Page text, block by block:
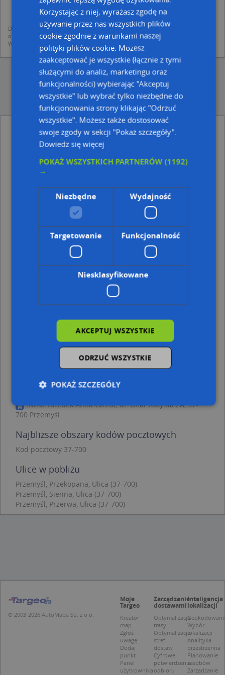
udostępniania danych o firmach partnerom biznesowym operatora (art.
6 ust. 1 lit. f RODO)
Dane pochodzą z publicznych baz CEIDG, GUS, REGON, z firmowych stron www
oraz od podmiotów zewnętrznych.
Więcej informacji dot. RODO:
Janusz Piotrowicz Usługi Remontowo-
Budowlane Dis - inne Przemysł, Firmy w
pobliżu
Zakłady Tkanin Powlekanych Sanwil, Lwowska 52, 37-
700 Przemyśl
Karina Trans, Lwowska 52, 37-700 Przemyśl
Fhu Marko, Lwowska 40, 37-700 Przemyśl
Kwiaciarnia Chaber, ul. Ofiar Katynia 2B, 37-700
Adresy w pobliżu
Przemyśl, Przekopana 5, Ulica (37-700)
(→ 26 m)
Przemyśl, Przekopana 3, Ulica (37-700)
(→ 32 m)
Przemyśl, Przekopana 7, Ulica (37-700) (→ 34 m)
Przemyśl, Przekopana 9, Ulica (37-700) (→ 52 m)
Przemyśl, Przekopana 1a, Ulica (37-700)
Przemyśl, Sienna 14, Ulica (37-700)
Przemyśl, Lwowska 47, Ulica (37-700) (→ 151 m)
Przemyśl, Przerwa 5, Ulica (37-700) (→ 231 m)
Przemyśl, Przerwa 19, Ulica (37-700) (→ 355 m)
Janusz Piotrowicz Usługi Remontowo-
Budowlane Dis - inne punkty w pobliżu
Świat Torebek Anna Gierut, ul. Ofiar Katynia 2A, 37-
700 Przemyśl
Najbliższe obszary kodów pocztowych
Kod pocztowy 37-700
Ulice w pobliżu
Przemyśl, Przekopana, Ulica (37-700)
Przemyśl, Sienna, Ulica (37-700)
Przemyśl, Przerwa, Ulica (37-700)
© 2003-2026 AutoMapa Sp. z o.o.
Moje
Targeo
Kreator
map
Zgłoś
uwagę
Dodaj
punkt
Panel
użytkownika
Zarządzanie
dostawami
Optymalizacja
trasy
Optymalizacja
stref
dostaw
Cyfrowe
potwierdzenie
odbioru
Inteligencja
lokalizacji
Wybór
lokalizacji
Analityka
przestrzenna
Planowanie
zasobów
Zarządzanie
Korzystając z niej, wyrażasz zgodę na
używanie przez nas wszystkich plików
cookie zgodnie z warunkami naszej
polityki plików cookie. Możesz
zaakceptować je wszystkie (łącznie z tymi
służącymi do analiz, marketingu oraz
funkcjonalności) wybierając "Akceptuj
wszystkie" lub wybrać tylko niezbędne do
funkcjonowania strony klikając "Odrzuć
wszystkie". Możesz także dostosować
swoje zgody w sekcji "Pokaż szczegóły".
Dowiedz się więcej
POKAŻ WSZYSTKICH PARTNERÓW(1192)
→
Niezbędne Wydajność
Targetowanie Funkcjonalność
Niesklasyfikowane
AKCEPTUJ WSZYSTKIE
ODRZUĆ WSZYSTKIE
POKAŻ SZCZEGÓŁY
Funkcjonalność
Niesklasyfikowane
podstawowych funkcji strony internetowej, takich
jak logowanie użytkownika i zarządzanie kontem.
Bez niezbędnych plików cookie nie można
prawidłowo korzystać ze strony internetowej.
Provider
Domena
przechowywania
to
.targeo.pl
1 rok